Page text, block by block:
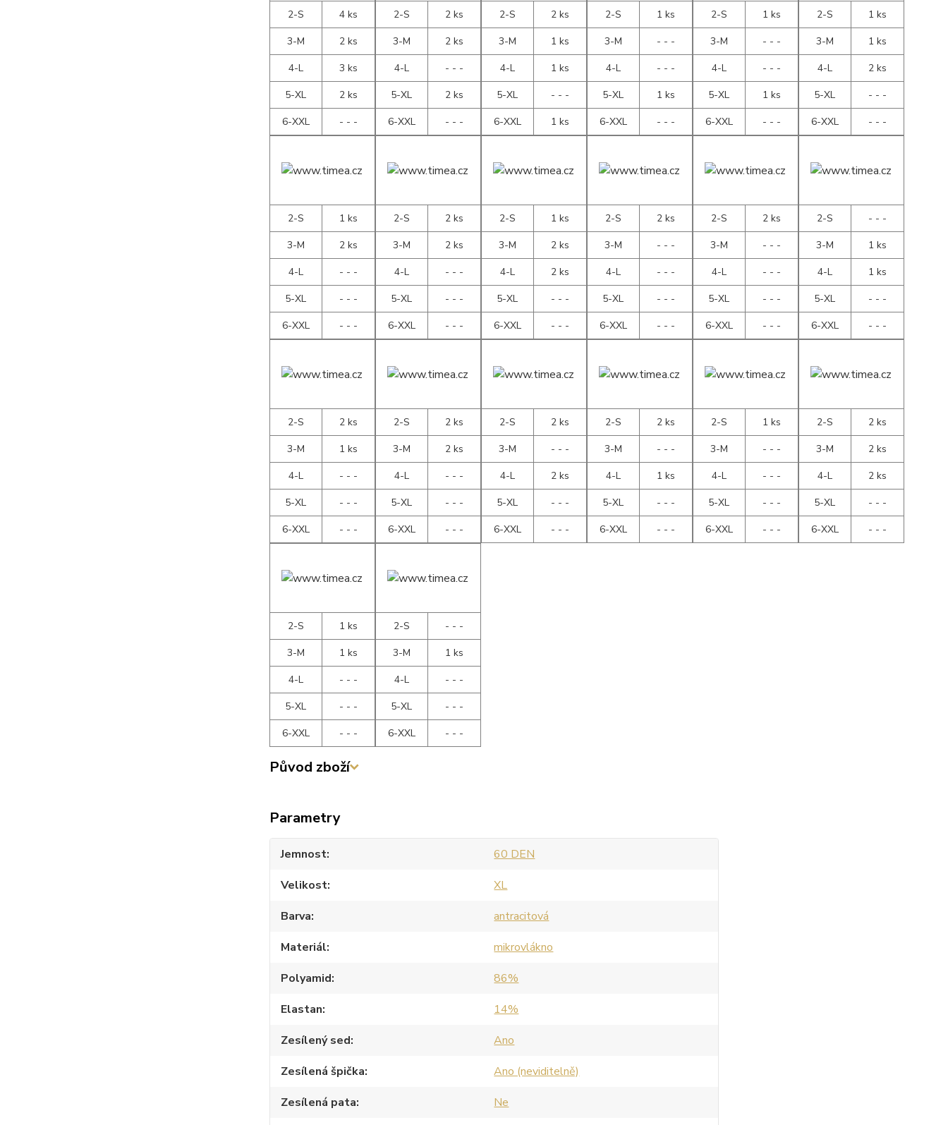
2-S
4 ks
3-M
2 ks
4-L
3 ks
5-XL
2 ks
6-XXL
- - -
2-S
2 ks
3-M
2 ks
4-L
- - -
5-XL
2 ks
6-XXL
- - -
2-S
2 ks
3-M
1 ks
4-L
1 ks
5-XL
- - -
6-XXL
1 ks
2-S
1 ks
3-M
- - -
4-L
- - -
5-XL
1 ks
6-XXL
- - -
2-S
1 ks
3-M
- - -
4-L
- - -
5-XL
1 ks
6-XXL
- - -
2-S
1 ks
3-M
1 ks
4-L
2 ks
5-XL
- - -
6-XXL
- - -
2-S
1 ks
3-M
2 ks
4-L
- - -
5-XL
- - -
6-XXL
- - -
2-S
2 ks
3-M
2 ks
4-L
- - -
5-XL
- - -
6-XXL
- - -
2-S
1 ks
3-M
2 ks
4-L
2 ks
5-XL
- - -
6-XXL
- - -
2-S
2 ks
3-M
- - -
4-L
- - -
5-XL
- - -
6-XXL
- - -
2-S
2 ks
3-M
- - -
4-L
- - -
5-XL
- - -
6-XXL
- - -
2-S
- - -
3-M
1 ks
4-L
1 ks
5-XL
- - -
6-XXL
- - -
2-S
2 ks
3-M
1 ks
4-L
- - -
5-XL
- - -
6-XXL
- - -
2-S
2 ks
3-M
2 ks
4-L
- - -
5-XL
- - -
6-XXL
- - -
2-S
2 ks
3-M
- - -
4-L
2 ks
5-XL
- - -
6-XXL
- - -
2-S
2 ks
3-M
- - -
4-L
1 ks
5-XL
- - -
6-XXL
- - -
2-S
1 ks
3-M
- - -
4-L
- - -
5-XL
- - -
6-XXL
- - -
2-S
2 ks
3-M
2 ks
4-L
2 ks
5-XL
- - -
6-XXL
- - -
2-S
1 ks
3-M
1 ks
4-L
- - -
5-XL
- - -
6-XXL
- - -
2-S
- - -
3-M
1 ks
4-L
- - -
5-XL
- - -
6-XXL
- - -
Původ zboží
Parametry
Jemnost
60 DEN
Velikost
XL
Barva
antracitová
Materiál
mikrovlákno
Polyamid
86%
Elastan
14%
Zesílený sed
Ano
Zesílená špička
Ano (neviditelně)
Zesílená pata
Ne